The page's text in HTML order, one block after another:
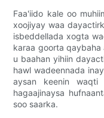
Faa'iido kale oo
xoojiyay waa
isbeddellada xogta
karaa goorta qaybaha
u baahan yihiin
hawl wadeennada
aysan keenin waqti
hagaajinaysa
soo saarka.